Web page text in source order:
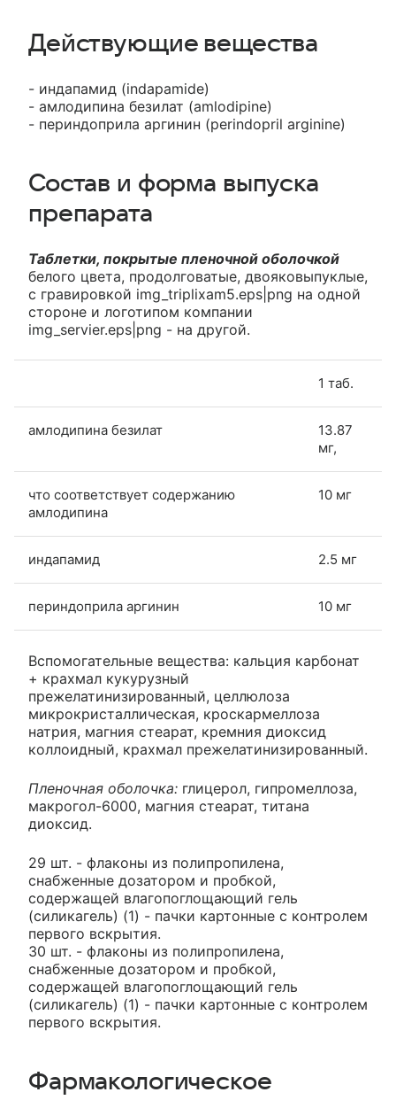
Действующие вещества
- индапамид (indapamide)
- амлодипина безилат (amlodipine)
- периндоприла аргинин (perindopril arginine)
Состав и форма выпуска
препарата
Таблетки, покрытые пленочной оболочкой
белого цвета, продолговатые, двояковыпуклые,
с гравировкой img_triplixam5.eps|png на одной
стороне и логотипом компании
img_servier.eps|png - на другой.
1 таб.
амлодипина безилат
13.87
мг,
что соответствует содержанию
амлодипина
10 мг
индапамид 2.5 мг
периндоприла аргинин 10 мг
Вспомогательные вещества: кальция карбонат
+ крахмал кукурузный
прежелатинизированный, целлюлоза
микрокристаллическая, кроскармеллоза
натрия, магния стеарат, кремния диоксид
коллоидный, крахмал прежелатинизированный.
Пленочная оболочка: глицерол, гипромеллоза,
макрогол-6000, магния стеарат, титана
диоксид.
29 шт. - флаконы из полипропилена,
снабженные дозатором и пробкой,
содержащей влагопоглощающий гель
(силикагель) (1) - пачки картонные с контролем
первого вскрытия.
30 шт. - флаконы из полипропилена,
снабженные дозатором и пробкой,
содержащей влагопоглощающий гель
(силикагель) (1) - пачки картонные с контролем
первого вскрытия.
Фармакологическое